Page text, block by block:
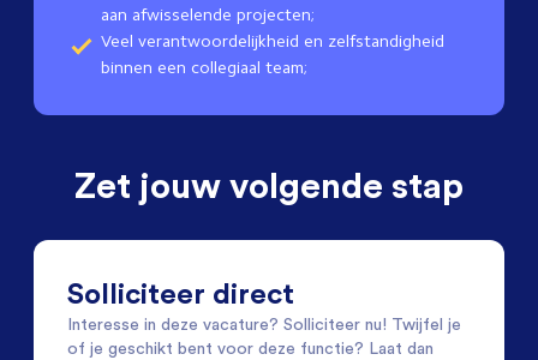
aan afwisselende projecten;
Veel verantwoordelijkheid en zelfstandigheid
binnen een collegiaal team;
Zet jouw volgende stap
Solliciteer direct
Interesse in deze vacature? Solliciteer nu! Twijfel je
of je geschikt bent voor deze functie? Laat dan